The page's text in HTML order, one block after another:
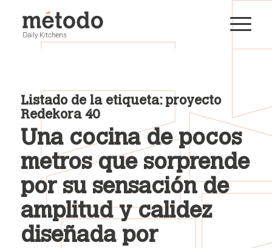
Listado de la etiqueta: proyecto
Redekora 40
Una cocina de pocos
metros que sorprende
por su sensación de
amplitud y calidez
diseñada por